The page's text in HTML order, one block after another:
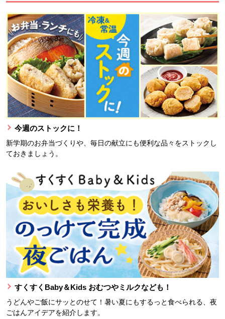
今週のストックに！
新学期のお弁当づくりや、毎日の献立にも便利な品々をストックし
ておきましょう。
すくすくBaby＆Kids おむつやミルクなども！
うどんやご飯にサッとのせて！暑い夏にもするっと食べられる、夜
ごはんアイデアを紹介します。